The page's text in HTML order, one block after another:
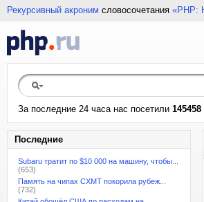
Рекурсивный акроним словосочетания «PHP:
За последние 24 часа нас посетили
Последние
Subaru тратит по $10 000 на машину, чтобы...
(653)
Память на чипах CXMT покорила рубеж...
(732)